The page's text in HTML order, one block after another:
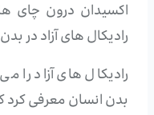
اکسیدان درون
رادیکال های آزاد در
رادیکال های آزاد را
بدن انسان معرفی کرد